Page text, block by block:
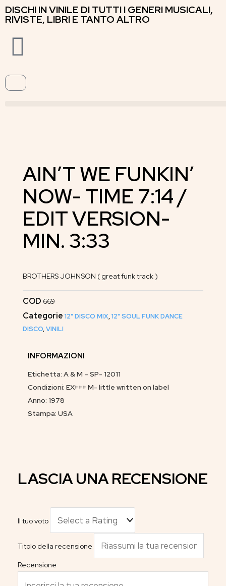
DISCHI IN VINILE DI TUTTI I GENERI MUSICALI,
RIVISTE, LIBRI E TANTO ALTRO
AIN’T WE FUNKIN’
NOW- TIME 7:14 /
EDIT VERSION-
MIN. 3:33
BROTHERS JOHNSON ( great funk track )
COD 669
Categorie 12" DISCO MIX,12" SOUL FUNK DANCE
DISCO,VINILI
INFORMAZIONI
Etichetta: A & M – SP- 12011
Condizioni: EX+++ M- little written on label
Anno: 1978
Stampa: USA
LASCIA UNA RECENSIONE
Il tuo voto
Titolo della recensione
Recensione